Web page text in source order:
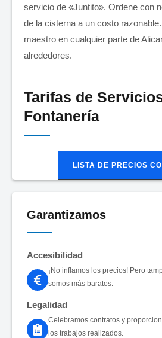
servicio de «Juntito». Ordene con
de la cisterna a un costo
maestro en cualquier parte de
alrededores.
Tarifas de
Fontanería
LISTA DE PRECIOS
Garantizamos
Accesibilidad
¡No inflamos los precios! Pero
somos más baratos.
Legalidad
Celebramos contratos y
los trabajos realizados.